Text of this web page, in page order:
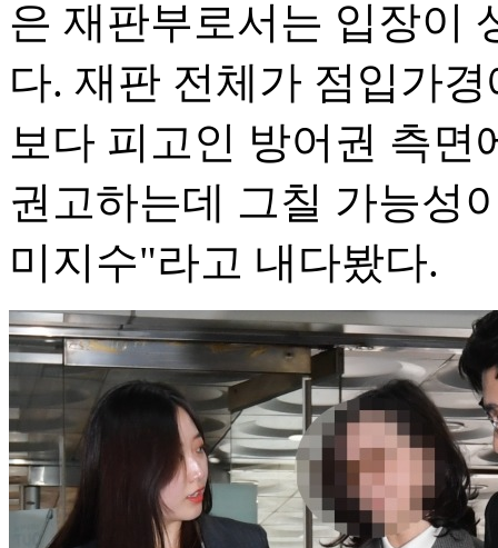
은 재판부로서는 입장이
다. 재판 전체가 점입가
보다 피고인 방어권 측
권고하는데 그칠 가능성
미지수"라고 내다봤다.